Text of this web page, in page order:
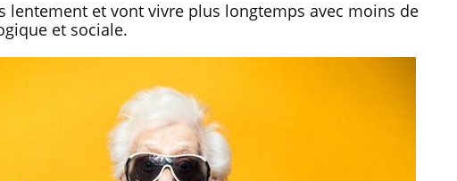
lentement et vont vivre plus longtemps avec moins de
et sociale.